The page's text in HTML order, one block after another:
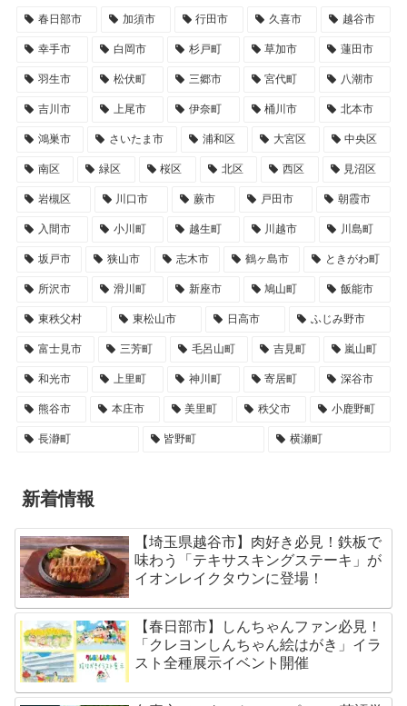
春日部市 加須市 行田市 久喜市 越谷市
幸手市 白岡市 杉戸町 草加市 蓮田市
羽生市 松伏町 三郷市 宮代町 八潮市
吉川市 上尾市 伊奈町 桶川市 北本市
鴻巣市 さいたま市 浦和区 大宮区 中央区
南区 緑区 桜区 北区 西区 見沼区
岩槻区 川口市 蕨市 戸田市 朝霞市
入間市 小川町 越生町 川越市 川島町
坂戸市 狭山市 志木市 鶴ヶ島市 ときがわ町
所沢市 滑川町 新座市 鳩山町 飯能市
東秩父村 東松山市 日高市 ふじみ野市
富士見市 三芳町 毛呂山町 吉見町 嵐山町
和光市 上里町 神川町 寄居町 深谷市
熊谷市 本庄市 美里町 秩父市 小鹿野町
長瀞町 皆野町 横瀬町
新着情報
【埼玉県越谷市】肉好き必見！鉄板で
味わう「テキサスキングステーキ」が
イオンレイクタウンに登場！
【春日部市】しんちゃんファン必見！
「クレヨンしんちゃん絵はがき」イラ
スト全種展示イベント開催